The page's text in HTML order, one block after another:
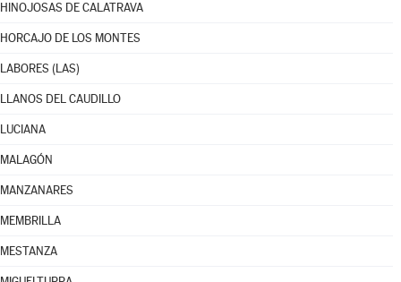
HINOJOSAS DE CALATRAVA
HORCAJO DE LOS MONTES
LABORES (LAS)
LLANOS DEL CAUDILLO
LUCIANA
MALAGÓN
MANZANARES
MEMBRILLA
MESTANZA